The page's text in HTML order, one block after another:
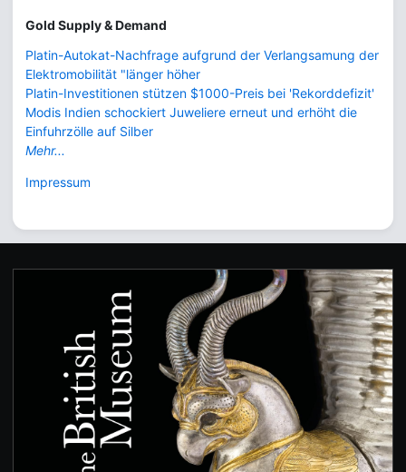
Gold Supply & Demand
Platin-Autokat-Nachfrage aufgrund der Verlangsamung der
Elektromobilität "länger höher
Platin-Investitionen stützen $1000-Preis bei 'Rekorddefizit'
Modis Indien schockiert Juweliere erneut und erhöht die
Einfuhrzölle auf Silber
Mehr...
Impressum